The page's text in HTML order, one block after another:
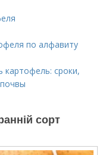
по алфавиту
картофель: сроки,
сорт